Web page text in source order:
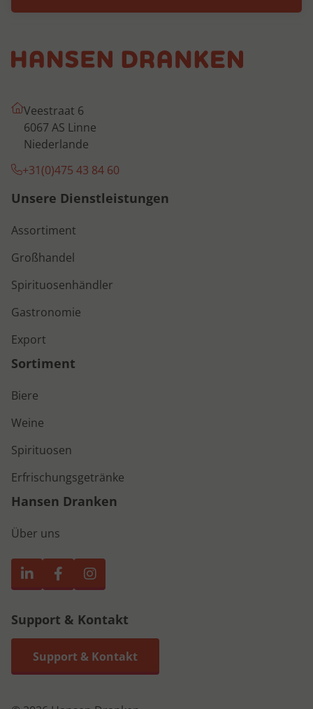
Veestraat 6
6067 AS Linne
Niederlande
+31(0)475 43 84 60
Unsere Dienstleistungen
Assortiment
Großhandel
Spirituosenhändler
Gastronomie
Export
Sortiment
Biere
Weine
Spirituosen
Erfrischungsgetränke
Hansen Dranken
Über uns
Support & Kontakt
Support & Kontakt